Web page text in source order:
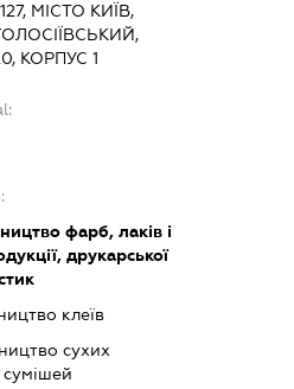
МІСТО КИЇВ,
КОРПУС 1
фарб, лаків і
друкарської
клеїв
сухих
сумішей